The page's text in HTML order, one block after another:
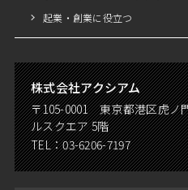
起業・創業に役立つ
株式会社アクシアム
〒105-0001 東京都港区虎ノ
ルスクエア 5階
TEL：03-6206-7197